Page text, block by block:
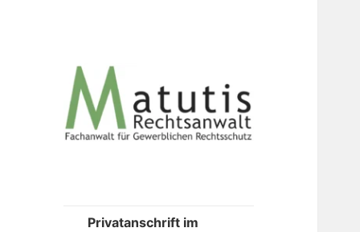
Privatanschrift im